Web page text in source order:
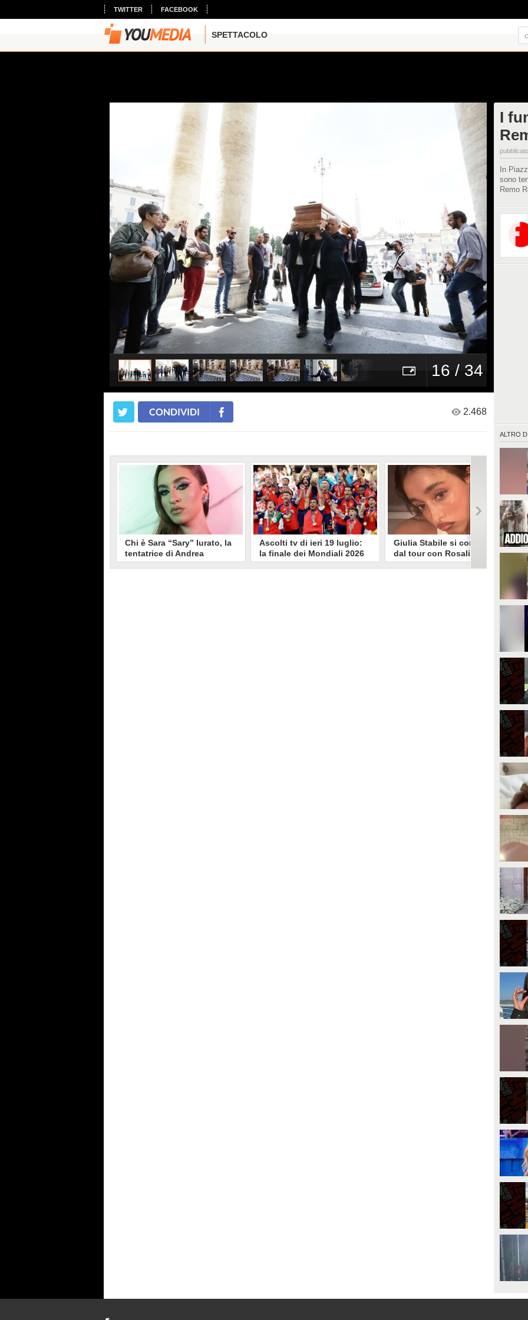
TWITTER FACEBOOK
SPETTACOLO
16 / 34
I
In
sono
Remo
ALTRO DI
CONDIVIDI 2.468
Chi è Sara “Sary” Iurato, la
tentatrice di Andrea
Petraroli a Temptation
Ascolti tv di ieri 19 luglio:
la finale dei Mondiali 2026
Spagna-Argentina
Giulia Stabile si confessa
dal tour con Rosalia: "Non
sono stata bene, costretta
ballo di Rosalia, Giulia Stabile si è
lasciata andare a una confessione
altri. A volte è già dentro di noi".